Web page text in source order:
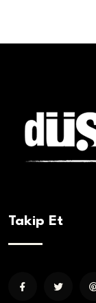
Takip Et